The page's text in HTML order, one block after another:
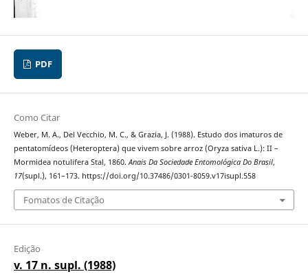
PDF
Como Citar
Weber, M. A., Del Vecchio, M. C., & Grazia, J. (1988). Estudo dos imaturos de
pentatomídeos (Heteroptera) que vivem sobre arroz (Oryza sativa L.): II –
Mormidea notulifera Stal, 1860. Anais Da Sociedade Entomológica Do Brasil,
17(supl.), 161–173. https://doi.org/10.37486/0301-8059.v17isupl.558
Fomatos de Citação
Edição
v. 17 n. supl. (1988)